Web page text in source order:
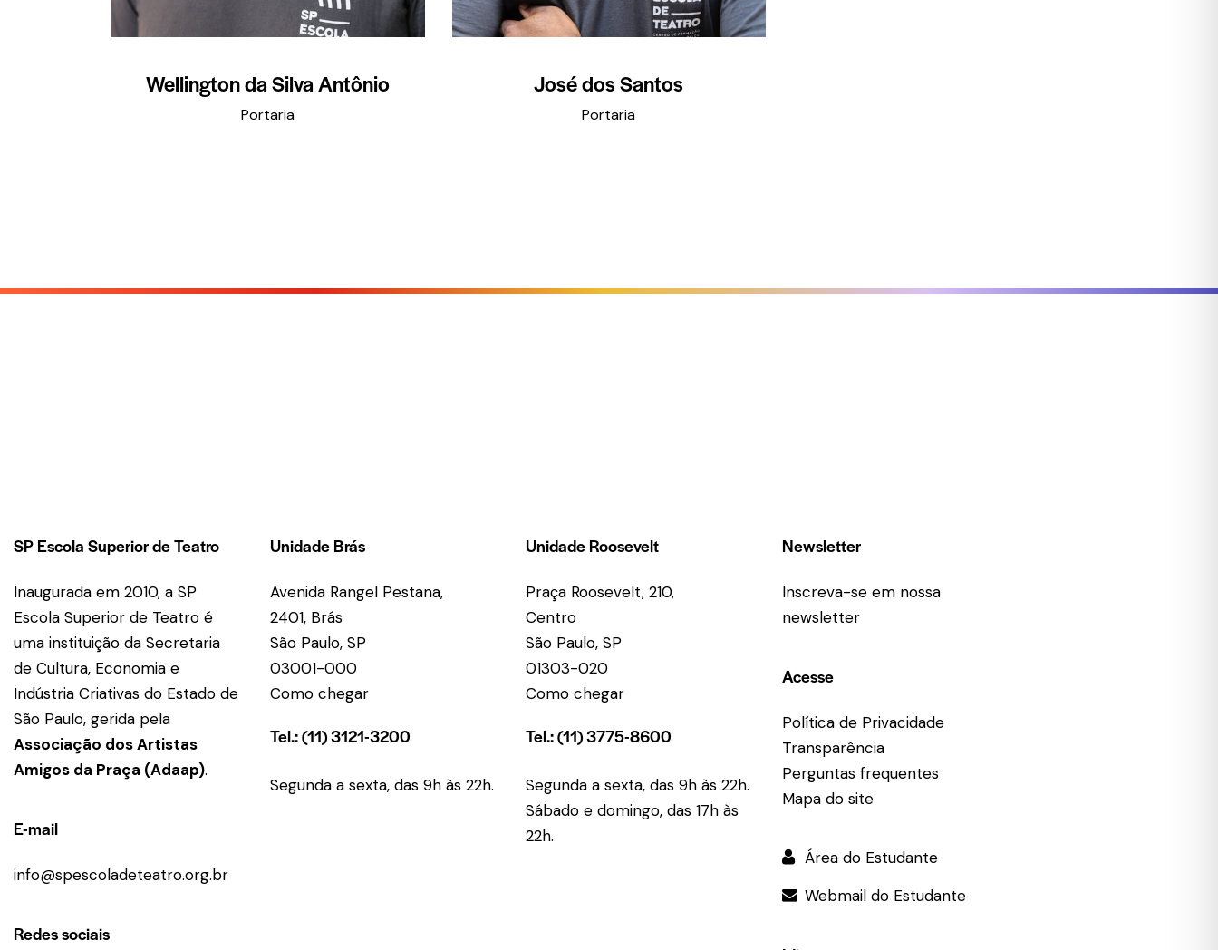
Wellington da Silva Antônio
Portaria
José dos Santos
Portaria
SP Escola Superior de Teatro
Inaugurada em 2010, a SP
Escola Superior de Teatro é
uma instituição da Secretaria
de Cultura, Economia e
Indústria Criativas do Estado de
São Paulo, gerida pela
Associação dos Artistas
Amigos da Praça (Adaap).
E-mail
info@spescoladeteatro.org.br
Redes sociais
Unidade Brás
Avenida Rangel Pestana,
2401, Brás
São Paulo, SP
03001-000
Como chegar
Tel.: (11) 3121-3200
Segunda a sexta, das 9h às 22h.
Unidade Roosevelt
Praça Roosevelt, 210,
Centro
São Paulo, SP
01303-020
Como chegar
Tel.: (11) 3775-8600
Segunda a sexta, das 9h às 22h.
Sábado e domingo, das 17h às
22h.
Newsletter
Inscreva-se em nossa
newsletter
Acesse
Política de Privacidade
Transparência
Perguntas frequentes
Mapa do site
Área do Estudante
Webmail do Estudante